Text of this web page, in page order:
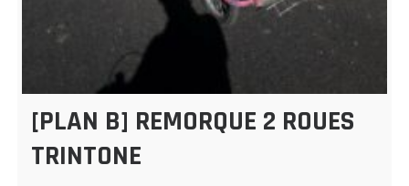
[PLAN B] REMORQUE 2 ROUES
TRINTONE